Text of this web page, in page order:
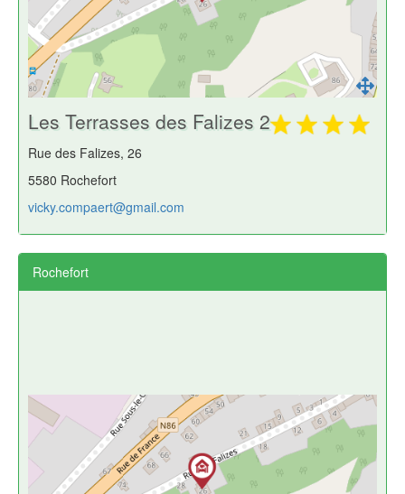
Les Terrasses des Falizes 2
Rue des Falizes, 26
5580 Rochefort
vicky.compaert@gmail.com
Rochefort